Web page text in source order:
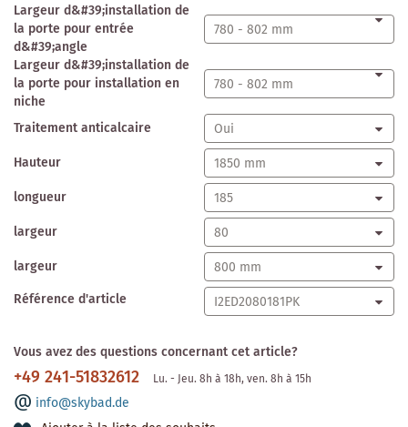
Largeur d&#39;installation de
la porte pour entrée
d&#39;angle
Largeur d&#39;installation de
la porte pour installation en
niche
Traitement anticalcaire
Hauteur
longueur
largeur
largeur
Référence d'article
Vous avez des questions concernant cet article?
+49 241-51832612 Lu. - Jeu. 8h à 18h, ven. 8h à 15h
info@skybad.de